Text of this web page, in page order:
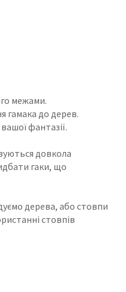
межами.
гамака до дерев.
фантазії.
довкола
гаки, що
дерева, або стовпи
стовпів